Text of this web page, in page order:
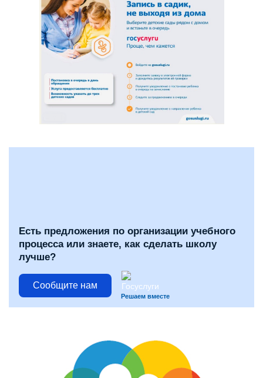
Есть предложения по организации учебного
процесса или знаете, как сделать школу
лучше?
Сообщите нам
Решаем вместе